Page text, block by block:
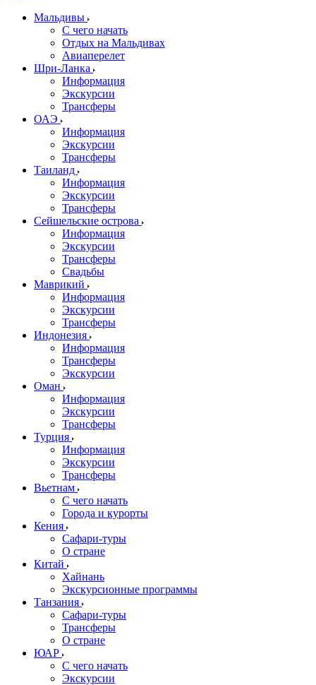
Мальдивы
С чего начать
Отдых на Мальдивах
Авиаперелет
Шри-Ланка
Информация
Экскурсии
Трансферы
ОАЭ
Информация
Экскурсии
Трансферы
Таиланд
Информация
Экскурсии
Трансферы
Сейшельские острова
Информация
Экскурсии
Трансферы
Свадьбы
Маврикий
Информация
Экскурсии
Трансферы
Индонезия
Информация
Трансферы
Экскурсии
Оман
Информация
Экскурсии
Трансферы
Турция
Информация
Экскурсии
Трансферы
Вьетнам
С чего начать
Города и курорты
Кения
Сафари-туры
О стране
Китай
Хайнань
Экскурсионные программы
Танзания
Сафари-туры
Трансферы
О стране
ЮАР
С чего начать
Экскурсии